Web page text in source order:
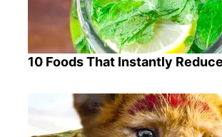
10 Foods That Instantly